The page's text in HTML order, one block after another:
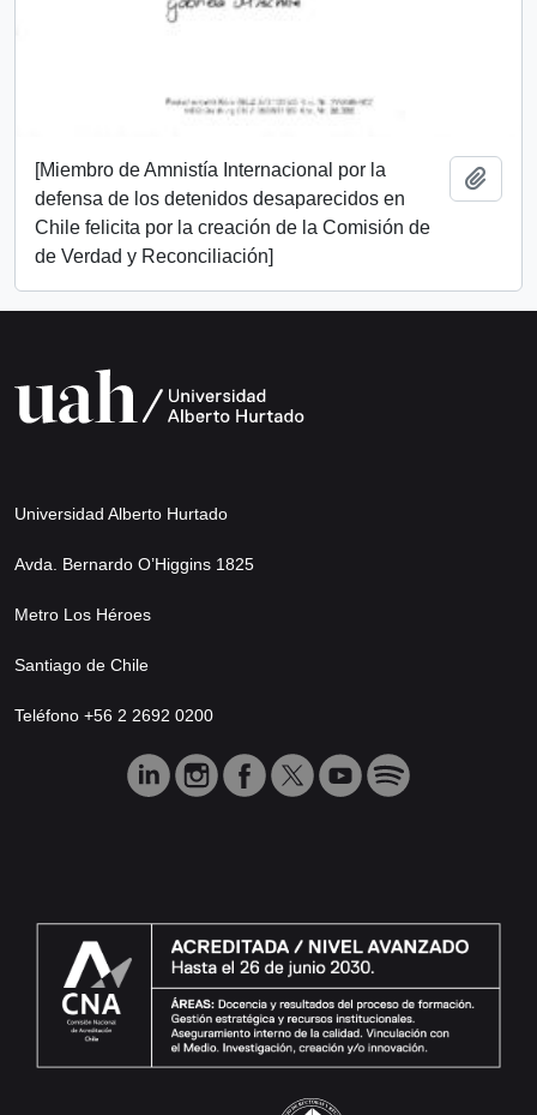
[Miembro de Amnistía Internacional por la
defensa de los detenidos desaparecidos en
Chile felicita por la creación de la Comisión de
de Verdad y Reconciliación]
Universidad Alberto Hurtado
Avda. Bernardo O’Higgins 1825
Metro Los Héroes
Santiago de Chile
Teléfono +56 2 2692 0200